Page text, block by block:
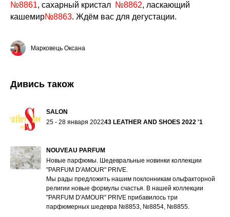
№8861, сахарный кристал №8862, ласкающий
кашемир№8863. Ждём вас для дегустации.
Марковець Оксана
Дивись також
SALON
25 - 28 января 202243 LEATHER AND SHOES 2022 '1
NOUVEAU PARFUM
Новые парфюмы. Шедевральные новинки коллекции
"PARFUM D'AMOUR" PRIVE.
Мы рады предложить нашим поклонникам ольфакторной
религии новые формулы счастья. В нашей коллекции
"PARFUM D'AMOUR" PRIVE прибавилось три
парфюмерных шедевра №8853, №8854, №8855.